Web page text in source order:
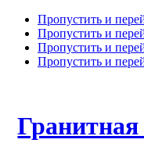
Пропустить и
Пропустить и
Пропустить и
Пропустить и